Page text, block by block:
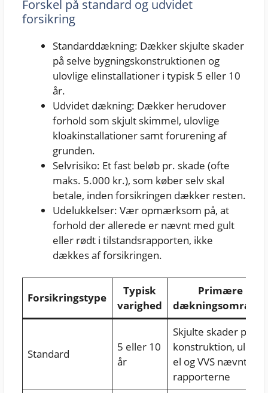
Forskel på standard og udvidet
forsikring
Standarddækning: Dækker skjulte skader
på selve bygningskonstruktionen og
ulovlige elinstallationer i typisk 5 eller 10
år.
Udvidet dækning: Dækker herudover
forhold som skjult skimmel, ulovlige
kloakinstallationer samt forurening af
grunden.
Selvrisiko: Et fast beløb pr. skade (ofte
maks. 5.000 kr.), som køber selv skal
betale, inden forsikringen dækker resten.
Udelukkelser: Vær opmærksom på, at
forhold der allerede er nævnt med gult
eller rødt i tilstandsrapporten, ikke
dækkes af forsikringen.
Forsikringstype
Typisk
varighed
Primære
dækningsområder
Standard
5 eller 10
år
Skjulte skader på
konstruktion, ulovlig
el og VVS nævnt i
rapporterne